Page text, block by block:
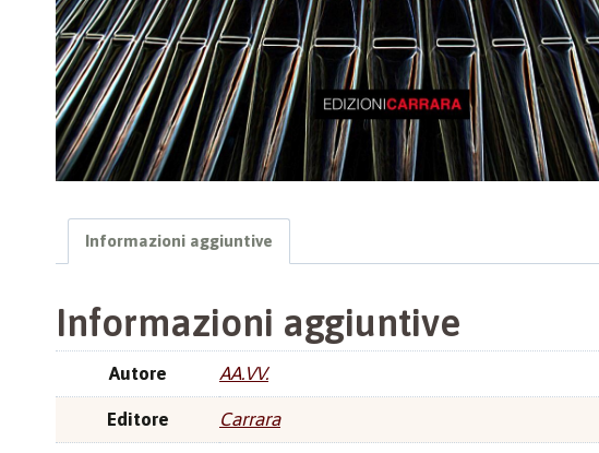
Informazioni aggiuntive
Informazioni aggiuntive
Autore AA.VV.
Editore Carrara